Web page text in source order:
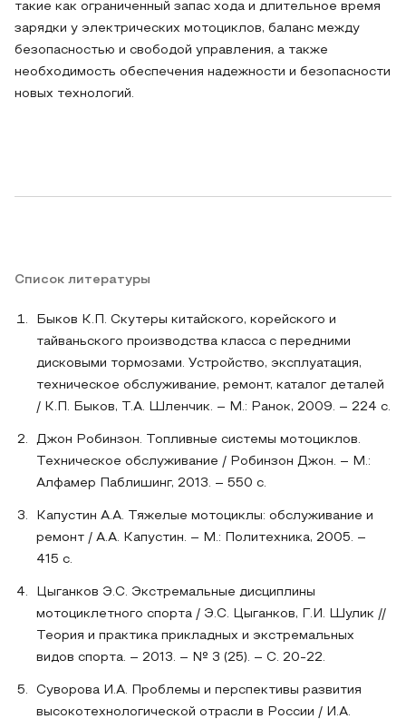
такие как ограниченный запас хода и длительное время
зарядки у электрических мотоциклов, баланс между
безопасностью и свободой управления, а также
необходимость обеспечения надежности и безопасности
новых технологий.
Список литературы
Быков К.П. Скутеры китайского, корейского и
тайваньского производства класса с передними
дисковыми тормозами. Устройство, эксплуатация,
техническое обслуживание, ремонт, каталог деталей
/ К.П. Быков, Т.А. Шленчик. – М.: Ранок, 2009. – 224 c.
Джон Робинзон. Топливные системы мотоциклов.
Техническое обслуживание / Робинзон Джон. – М.:
Алфамер Паблишинг, 2013. – 550 c.
Капустин А.А. Тяжелые мотоциклы: обслуживание и
ремонт / А.А. Капустин. – М.: Политехника, 2005. –
415 c.
Цыганков Э.С. Экстремальные дисциплины
мотоциклетного спорта / Э.С. Цыганков, Г.И. Шулик //
Теория и практика прикладных и экстремальных
видов спорта. – 2013. – № 3 (25). – С. 20-22.
Суворова И.А. Проблемы и перспективы развития
высокотехнологической отрасли в России / И.А.